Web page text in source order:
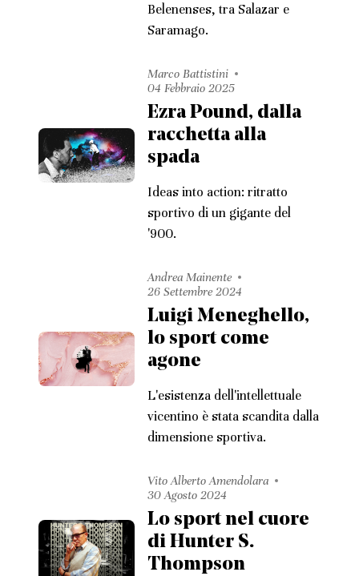
Belenenses, tra Salazar e
Saramago.
Marco Battistini
04 Febbraio 2025
Ezra Pound, dalla
racchetta alla
spada
Ideas into action: ritratto
sportivo di un gigante del
'900.
Andrea Mainente
26 Settembre 2024
Luigi Meneghello,
lo sport come
agone
L'esistenza dell'intellettuale
vicentino è stata scandita dalla
dimensione sportiva.
Vito Alberto Amendolara
30 Agosto 2024
Lo sport nel cuore
di Hunter S.
Thompson